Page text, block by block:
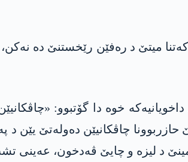
خوه‌ دا گۆتبوو:
حازربوونا چاڤكانیێن ده‌وله‌تێ
د لیزه‌ و چایێ ڤه‌دخون،